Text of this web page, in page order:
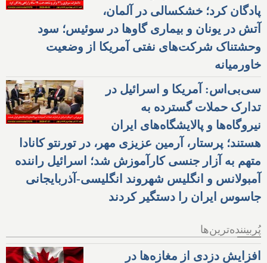
پادگان کرد؛ خشکسالی در آلمان،
آتش در یونان و بیماری گاوها در سوئیس؛ سود
وحشتناک شرکت‌های نفتی آمریکا از وضعیت
خاورمیانه
سی‌بی‌اس: آمریکا و اسرائیل در
تدارک حملات گسترده به
نیروگاه‌ها و پالایشگاه‌های ایران
هستند؛ پرستار، آرمین عزیزی مهر، در تورنتو کانادا
متهم به آزار جنسی کارآموزش شد؛ اسرائیل راننده
آمبولانس و انگلیس شهروند انگلیسی-آذربایجانی
جاسوس ایران را دستگیر کردند
پُربیننده‌ترین‌ها
افزایش دزدی از مغازه‌ها در